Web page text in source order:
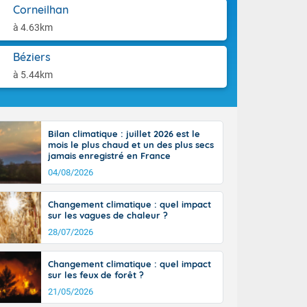
Corneilhan
à 4.63km
Béziers
à 5.44km
8 à 13
26 sur le
le sud-
Bilan climatique : juillet 2026 est le
mois le plus chaud et un des plus secs
jamais enregistré en France
04/08/2026
Changement climatique : quel impact
sur les vagues de chaleur ?
28/07/2026
Changement climatique : quel impact
sur les feux de forêt ?
21/05/2026